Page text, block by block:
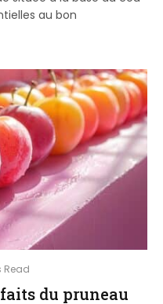
au bon
Read
du pruneau